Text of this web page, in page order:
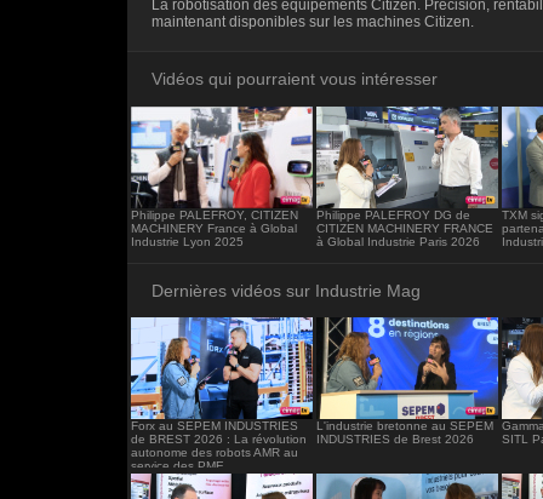
<iframe src="https://www.industrie-
frameborder="0"></iframe>
La robotisation des équipements Citizen. Précision,
maintenant disponibles sur les machines Citizen.
Vidéos qui pourraient vous intéresser
Philippe PALEFROY, CITIZEN
MACHINERY France à Global
Industrie Lyon 2025
Philippe PALEFROY DG de
CITIZEN MACHINERY FRANCE
à Global Industrie Paris 2026
TXM
Dernières vidéos sur Industrie Mag
Forx au SEPEM INDUSTRIES
de BREST 2026 : La révolution
autonome des robots AMR au
service des PME
L'industrie bretonne au SEPEM
INDUSTRIES de Brest 2026
SITL